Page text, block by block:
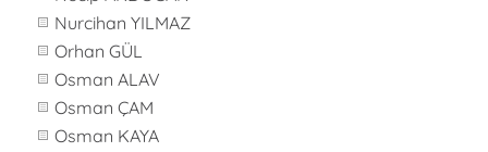
Nurcihan YILMAZ
Orhan GÜL
Osman ALAV
Osman ÇAM
Osman KAYA